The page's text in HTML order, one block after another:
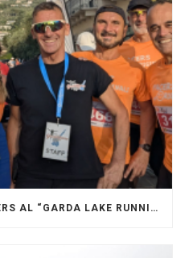
GRANDE FESTA DEI PACERS AL “GARDA LAKE RUNNING FESTIVAL”